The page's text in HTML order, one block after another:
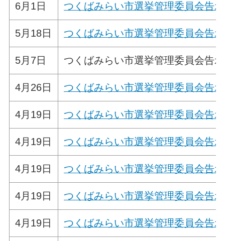
6月1日 つくばみらい市選挙管理委員会告
5月18日 つくばみらい市選挙管理委員会告
5月7日 つくばみらい市選挙管理委員会告
4月26日 つくばみらい市選挙管理委員会告
4月19日 つくばみらい市選挙管理委員会告
4月19日 つくばみらい市選挙管理委員会告
4月19日 つくばみらい市選挙管理委員会告
4月19日 つくばみらい市選挙管理委員会告
4月19日 つくばみらい市選挙管理委員会告